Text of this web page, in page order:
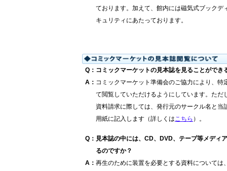
ております。加えて、館内には磁気式ブック
キュリティにあたっております。
Q ： コミックマーケットの見本誌を見ることができ
A ： コミックマーケット準備会のご協力により、
て閲覧していただけるようにしています。た
資料請求に際しては、発行元のサークル名と
用紙に記入します（詳しくはこちら ）。
Q ： 見本誌の中には、CD、DVD、テープ等メディ
るのですか？
A ： 再生のために装置を必要とする資料について